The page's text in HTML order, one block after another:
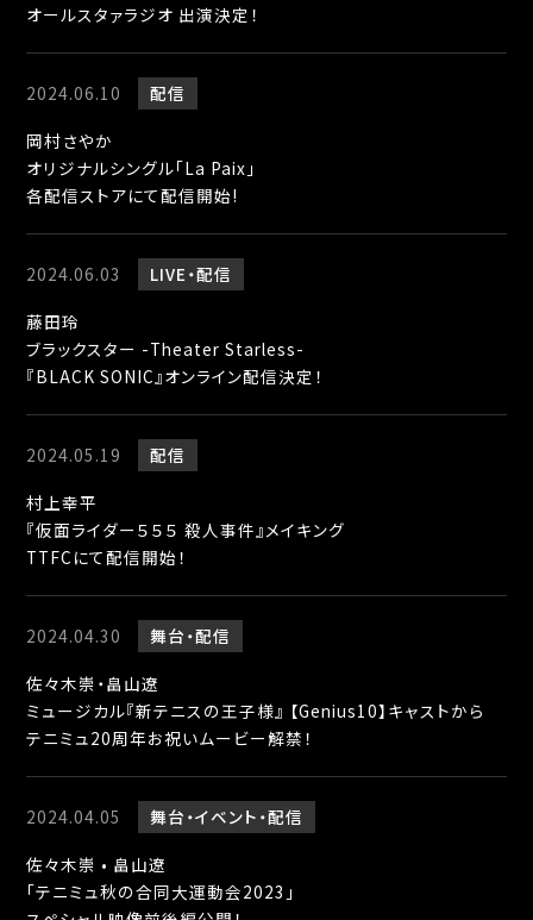
オールスタァラジオ 出演決定！
2024.06.10
配信
岡村さやか
オリジナルシングル「La Paix」
各配信ストアにて配信開始!
2024.06.03 LIVE 配信
藤田玲
ブラックスター -Theater Starless-
『BLACK SONIC』オンライン配信決定！
2024.05.19
配信
村上幸平
『仮面ライダー５５５ 殺人事件』メイキング
TTFCにて配信開始！
2024.04.30 舞台 配信
佐々木崇・畠山遼
ミュージカル『新テニスの王子様』 【Genius10】キャストから
テニミュ20周年お祝いムービー解禁！
2024.04.05 舞台 イベント 配信
佐々木崇 • 畠山遼
「テニミュ秋の合同大運動会2023」